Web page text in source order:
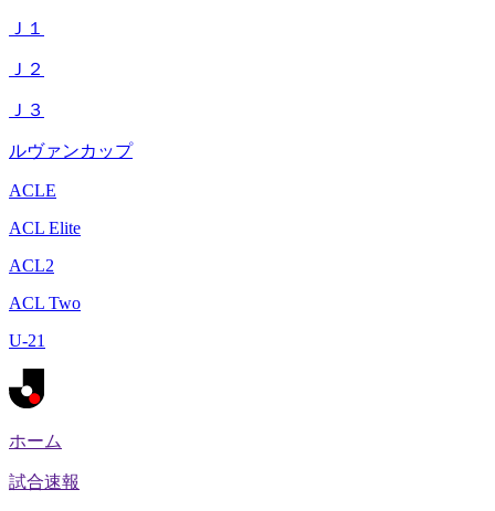
Ｊ１
Ｊ２
Ｊ３
ルヴァンカップ
ACLE
ACL Elite
ACL2
ACL Two
U-21
ホーム
試合速報